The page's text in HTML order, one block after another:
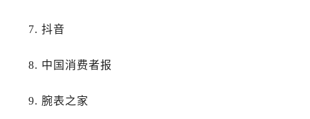
7. 抖音
8. 中国消费者报
9. 腕表之家